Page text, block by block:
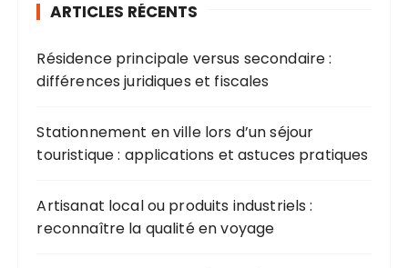
ARTICLES RÉCENTS
Résidence principale versus secondaire :
différences juridiques et fiscales
Stationnement en ville lors d’un séjour
touristique : applications et astuces pratiques
Artisanat local ou produits industriels :
reconnaître la qualité en voyage